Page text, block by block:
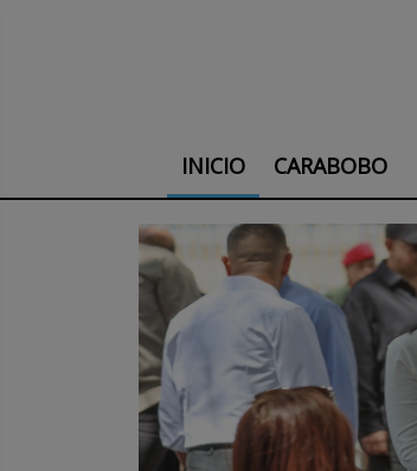
INICIO CARABOBO